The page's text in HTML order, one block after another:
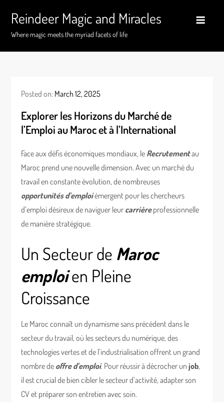
content
Reindeer Magic and Miracles
Where magic meets the myriad facets of life
Posted on: March 12, 2025
Explorer les Horizons du Marché de
l’Emploi au Maroc et à l’International
Face aux défis économiques mondiaux, le Recrutementau
Maroc prend une nouvelle dimension. Avec un marché du
travail en constante évolution, de nombreuses
opportunités d’emploiémergent pour les chercheurs
d’emploi désireux de naviguer leur carrièreprofessionnelle
de manière stratégique.
Un Secteur de Maroc
emploien Pleine
Croissance
Le Maroc connaît un dynamisme sans précédent dans le
secteur du travail, où les secteurs du numérique, des
technologies vertes et de l’industrialisation offrent un grand
nombre de offre d’emploi. Pour réussir à décrocher unjob,
il est crucial de bien cibler le secteur d’activité, adapter son
CV et préparer son entretien avec soin.